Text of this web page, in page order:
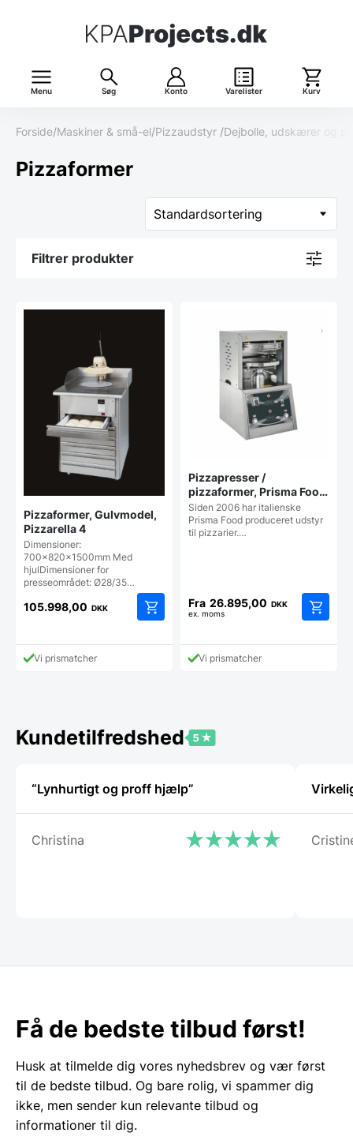
Menu Søg Konto Varelister Kurv
Forside/Maskiner & små-el/Pizzaudstyr /Dejbolle, udskærer og
Pizzaformer
Filtrer produkter
Pizzaformer, Gulvmodel,
Pizzarella 4
Dimensioner:
700x820x1500mm Med
hjulDimensioner for
presseområdet: Ø28/35…
105.998,00 DKK
Vi prismatcher
Pizzapresser /
pizzaformer, Prisma Food
model PRESSA
Siden 2006 har italienske
Prisma Food produceret udstyr
til pizzarier.…
Fra 26.895,00 DKK
ex. moms
vare
Vi prismatcher
Kundetilfredshed
“Lynhurtigt og proff hjælp”
Christina
Få de bedste tilbud først!
Husk at tilmelde dig vores nyhedsbrev og vær først
til de bedste tilbud. Og bare rolig, vi spammer dig
ikke, men sender kun relevante tilbud og
informationer til dig.